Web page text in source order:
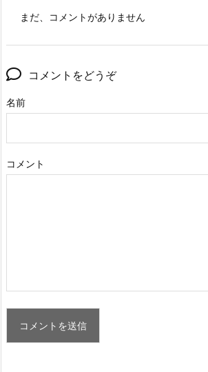
まだ、コメントがありません
コメントをどうぞ
名前
コメント